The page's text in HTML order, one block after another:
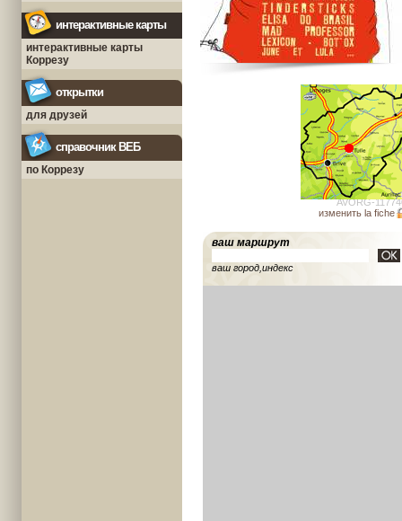
интерактивные карты
интерактивные карты
Коррезу
открытки
для друзей
справочник ВЕБ
по Коррезу
AVORG-
изменить la fiche
ваш маршрут
ваш город,индекс